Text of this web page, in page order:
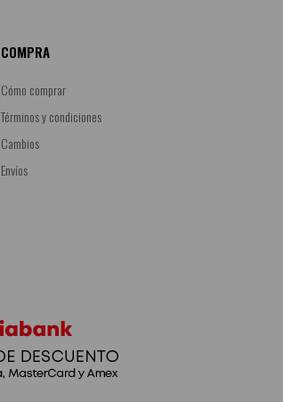
COMPRA
Cómo comprar
Términos y condiciones
Cambios
Envíos